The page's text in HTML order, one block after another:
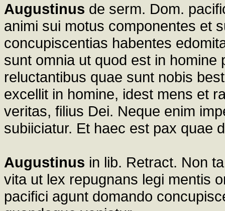
Augustinus de serm. Dom.
animi sui motus componentes et
concupiscentias habentes
sunt omnia ut quod est in
reluctantibus quae sunt nobis
excellit in homine, idest mens et
veritas, filius Dei. Neque enim
subiiciatur. Et haec est pax quae
Augustinus in lib. Retract. Non
vita ut lex repugnans legi mentis
pacifici agunt domando